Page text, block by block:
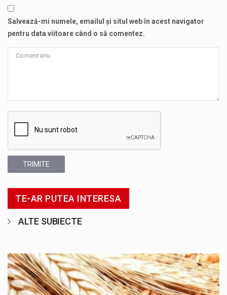
Salvează-mi numele, emailul și situl web în acest navigator
pentru data viitoare când o să comentez.
TRIMITE
TE-AR PUTEA INTERESA
ALTE SUBIECTE